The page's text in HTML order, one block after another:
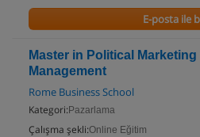
E-posta ile
Master in Political
Management
Rome Business School
Kategori: Pazarlama
Çalışma şekli:Online Eğitim